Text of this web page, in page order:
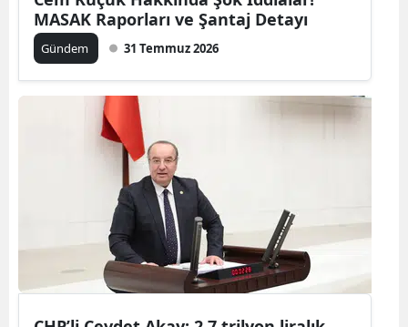
MASAK Raporları ve Şantaj Detayı
Gündem 31 Temmuz 2026